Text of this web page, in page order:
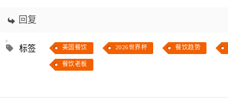
回复
标签 美国餐饮 2026世界杯 餐饮趋势
餐饮老板